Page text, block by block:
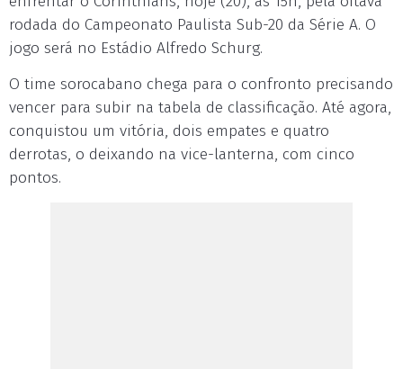
rodada do Campeonato Paulista Sub-20 da Série A. O
jogo será no Estádio Alfredo Schurg.
O time sorocabano chega para o confronto precisando
vencer para subir na tabela de classificação. Até agora,
conquistou um vitória, dois empates e quatro
derrotas, o deixando na vice-lanterna, com cinco
pontos.